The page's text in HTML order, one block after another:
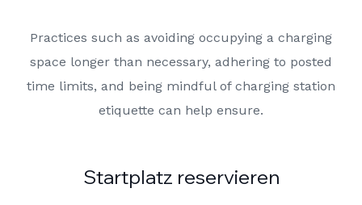
Practices such as avoiding occupying a charging
space longer than necessary, adhering to posted
time limits, and being mindful of charging station
etiquette can help ensure.
Startplatz reservieren